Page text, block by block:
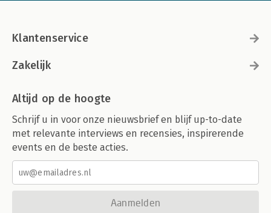
Klantenservice
Zakelijk
Altijd op de hoogte
Schrijf u in voor onze nieuwsbrief en blijf up-to-date
met relevante interviews en recensies, inspirerende
events en de beste acties.
Aanmelden